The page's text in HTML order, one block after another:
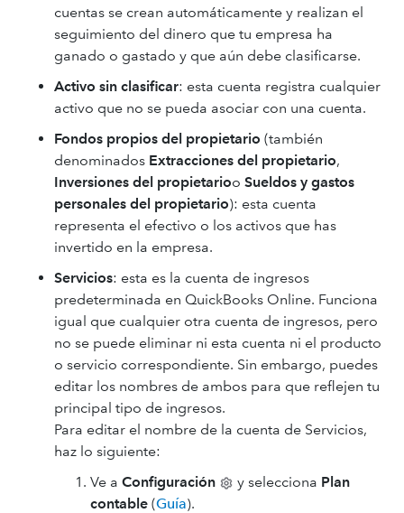
cuentas se crean automáticamente y realizan el
seguimiento del dinero que tu empresa ha
ganado o gastado y que aún debe clasificarse.
Activo sin clasificar: esta cuenta registra cualquier
activo que no se pueda asociar con una cuenta.
Fondos propios del propietario (también
denominados Extracciones del propietario,
Inversiones del propietarioo Sueldos y gastos
personales del propietario): esta cuenta
representa el efectivo o los activos que has
invertido en la empresa.
Servicios: esta es la cuenta de ingresos
predeterminada en QuickBooks Online. Funciona
igual que cualquier otra cuenta de ingresos, pero
no se puede eliminar ni esta cuenta ni el producto
o servicio correspondiente. Sin embargo, puedes
editar los nombres de ambos para que reflejen tu
principal tipo de ingresos.
Para editar el nombre de la cuenta de Servicios,
haz lo siguiente:
Ve a Configuración y selecciona Plan
contable (Guía).